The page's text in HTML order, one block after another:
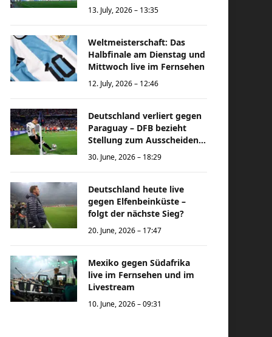
13. July, 2026 – 13:35
Weltmeisterschaft: Das
Halbfinale am Dienstag und
Mittwoch live im Fernsehen
12. July, 2026 – 12:46
Deutschland verliert gegen
Paraguay – DFB bezieht
Stellung zum Ausscheiden
bei der Weltmeisterschaft
30. June, 2026 – 18:29
Deutschland heute live
gegen Elfenbeinküste –
folgt der nächste Sieg?
20. June, 2026 – 17:47
Mexiko gegen Südafrika
live im Fernsehen und im
Livestream
10. June, 2026 – 09:31